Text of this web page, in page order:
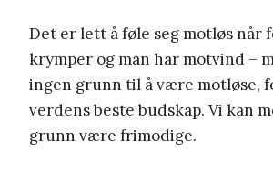
Det er lett å føle seg motløs når
krymper og man har motvind –
ingen grunn til å være motløse,
verdens beste budskap. Vi kan
grunn være frimodige.